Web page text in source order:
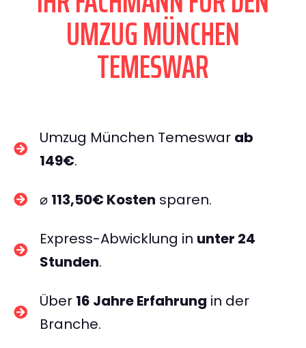
UMZUG MÜNCHEN
TEMESWAR
Umzug München Temeswar ab
149€.
⌀ 113,50€ Kosten sparen.
Express-Abwicklung in unter 24
Stunden.
Über 16 Jahre Erfahrung in der
Branche.